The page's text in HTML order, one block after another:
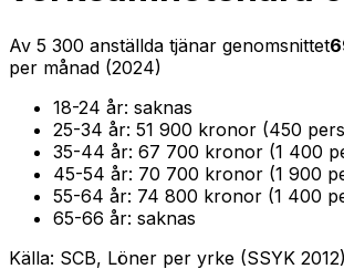
Av 5 300 anställda tjänar genomsnittet
per månad (2024)
18-24 år: saknas
25-34 år: 51 900 kronor (450
35-44 år: 67 700 kronor (1 400
45-54 år: 70 700 kronor (1 900
55-64 år: 74 800 kronor (1 400
65-66 år: saknas
Källa: SCB, Löner per yrke (SSYK